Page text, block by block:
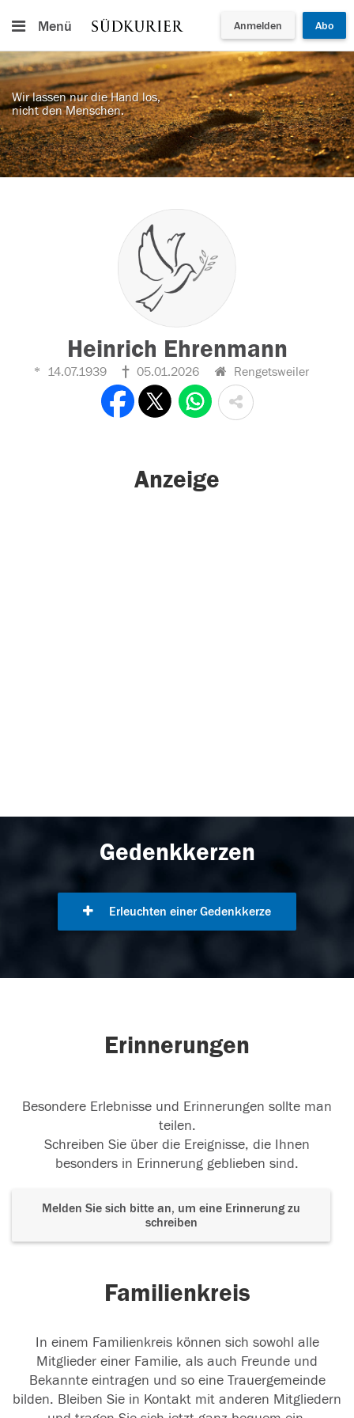
Menü Anmelden Abo
Wir lassen nur die Hand los,
nicht den Menschen.
Heinrich Ehrenmann
14.07.1939 05.01.2026 Rengetsweiler
Anzeige
Gedenkkerzen
Erleuchten einer Gedenkkerze
Erinnerungen
Besondere Erlebnisse und Erinnerungen sollte man
teilen.
Schreiben Sie über die Ereignisse, die Ihnen
besonders in Erinnerung geblieben sind.
Melden Sie sich bitte an, um eine Erinnerung zu
schreiben
Familienkreis
In einem Familienkreis können sich sowohl alle
Mitglieder einer Familie, als auch Freunde und
Bekannte eintragen und so eine Trauergemeinde
bilden. Bleiben Sie in Kontakt mit anderen Mitgliedern